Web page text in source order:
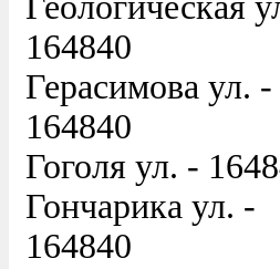
164840
Герасимова ул. -
164840
Гоголя ул. -
Гончарика ул. -
164840